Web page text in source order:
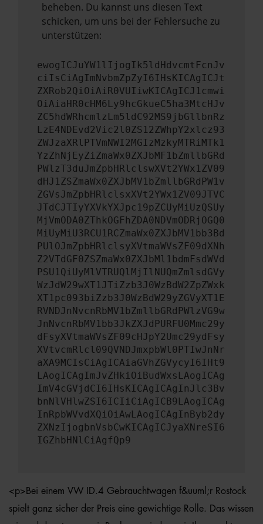
beheben. Du kannst uns diesen Text
schicken, um uns bei der Fehlersuche zu
unterstützen:
ewogICJuYW1lIjogIk5ldHdvcmtFcnJv
ciIsCiAgImNvbmZpZyI6IHsKICAgICJt
ZXRob2QiOiAiR0VUIiwKICAgICJ1cmwi
OiAiaHR0cHM6Ly9hcGkueC5ha3MtcHJv
ZC5hdWRhcmlzLm5ldC92MS9jbGllbnRz
LzE4NDEvd2Vic2l0ZS12ZWhpY2xlcz93
ZWJzaXRlPTVmNWI2MGIzMzkyMTRiMTk1
YzZhNjEyZiZmaWx0ZXJbMF1bZmllbGRd
PWlzT3duJmZpbHRlclswXVt2YWx1ZV09
dHJ1ZSZmaWx0ZXJbMV1bZmllbGRdPW1v
ZGVsJmZpbHRlclsxXVt2YWx1ZV09JTVC
JTdCJTIyYXVkYXJpc19pZCUyMiUzQSUy
MjVmODA0ZThkOGFhZDA0NDVmODRjOGQ0
MiUyMiU3RCU1RCZmaWx0ZXJbMV1bb3Bd
PUlOJmZpbHRlclsyXVtmaWVsZF09dXNh
Z2VTdGF0ZSZmaWx0ZXJbMl1bdmFsdWVd
PSU1QiUyMlVTRUQlMjIlNUQmZmlsdGVy
WzJdW29wXT1JTiZzb3J0WzBdW2ZpZWxk
XT1pc093biZzb3J0WzBdW29yZGVyXT1E
RVNDJnNvcnRbMV1bZmllbGRdPWlzVG9w
JnNvcnRbMV1bb3JkZXJdPURFU0Mmc29y
dFsyXVtmaWVsZF09cHJpY2Umc29ydFsy
XVtvcmRlcl09QVNDJmxpbWl0PTIwJnNr
aXA9MCIsCiAgICAiaGVhZGVycyI6IHt9
LAogICAgImJvZHkiOiBudWxsLAogICAg
ImV4cGVjdCI6IHsKICAgICAgInJlc3Bv
bnNlVHlwZSI6ICIiCiAgICB9LAogICAg
InRpbWVvdXQiOiAwLAogICAgInByb2dy
ZXNzIjogbnVsbCwKICAgICJyaXNreSI6
IGZhbHNlCiAgfQp9
<p>Bei einem VW ID.4 Gebrauchtwagen f&uuml;r Rostock
spielt ganz sicher der Preis eine gewichtige Rolle. Das wissen